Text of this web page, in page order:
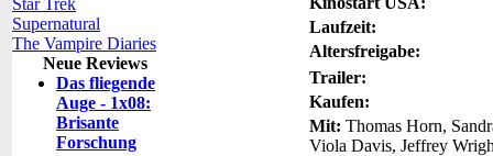
Star Trek
Supernatural
The Vampire Diaries
Neue Reviews
Das fliegende
Auge - 1x08:
Brisante
Forschung
Laufzeit:
Altersfreigabe:
Trailer:
Kaufen:
Mit: Thomas Horn,
Viola Davis, Jeffrey